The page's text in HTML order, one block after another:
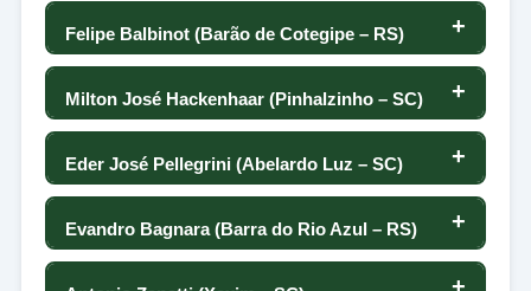
116
0
115
114
0
114
61
113
0
113
62
112
0
112
20
-56
63
111
0
-10
49
63
-58
6
29
Felipe Balbinot (Barão de Cotegipe – RS)
-138
64
-20
Milton José Hackenhaar (Pinhalzinho – SC)
5
-16
Eder José Pellegrini (Abelardo Luz – SC)
24
Evandro Bagnara (Barra do Rio Azul – RS)
90